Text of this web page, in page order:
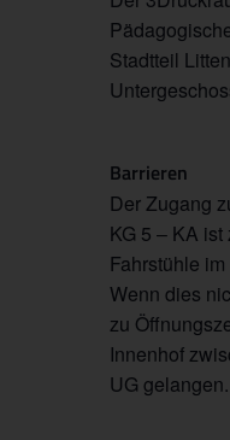
Stadtteil
Barrieren
Der Zugang
KG 5 – KA
Fahrstühle im
Wenn dies
zu
Innenhof
UG gelangen.